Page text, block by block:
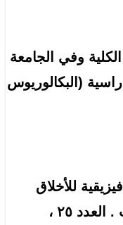
وفي الجامعة
(البكالوريوس
للأخلاق
التاوية . مجلة كلية الآداب . العدد ٢٥ ،